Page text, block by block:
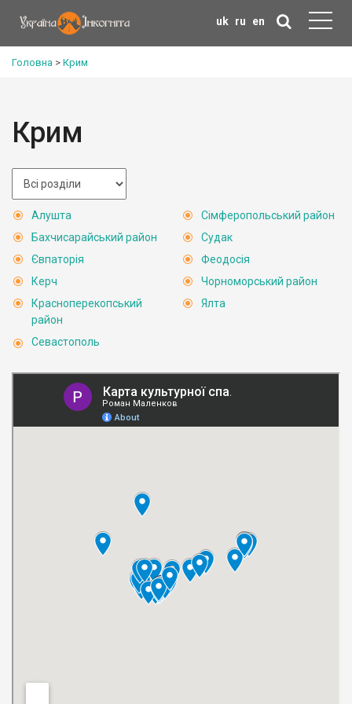
uk ru en
Головна > Крим
Крим
Алушта
Бахчисарайський район
Євпаторія
Керч
Красноперекопський
район
Севастополь
Сімферопольський район
Судак
Феодосія
Чорноморський район
Ялта